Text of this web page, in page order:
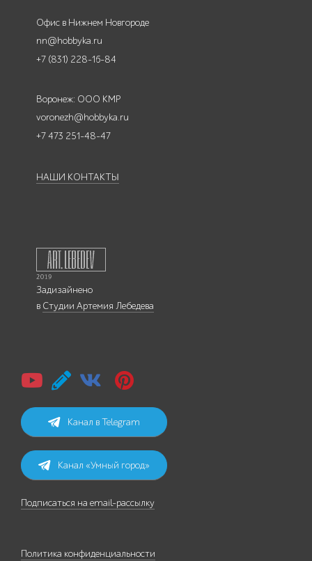
Офис в Нижнем Новгороде
nn@hobbyka.ru
+7 (831) 228-16-84
Воронеж: ООО КМР
voronezh@hobbyka.ru
+7 473 251-48-47
НАШИ КОНТАКТЫ
Задизайнено
в Студии Артемия Лебедева
Канал в Telegram
Канал «Умный город»
Подписаться на email-рассылку
Политика конфиденциальности